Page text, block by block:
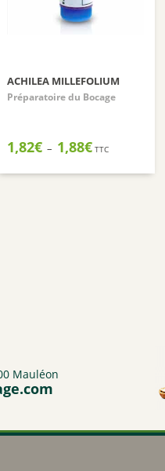
ACHILEA MILLEFOLIUM
Préparatoire du Bocage
1,82€ – 1,88€Plage
prix :
TTC
Mauléon